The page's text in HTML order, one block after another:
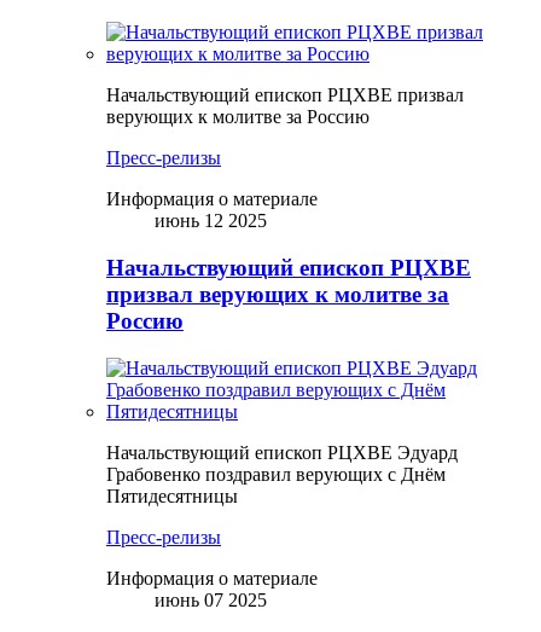
Начальствующий епископ РЦХВЕ призвал
верующих к молитве за Россию
Пресс-релизы
Информация о материале
июнь 12 2025
Начальствующий епископ РЦХВЕ
призвал верующих к молитве за
Россию
Начальствующий епископ РЦХВЕ Эдуард
Грабовенко поздравил верующих с Днём
Пятидесятницы
Пресс-релизы
Информация о материале
июнь 07 2025